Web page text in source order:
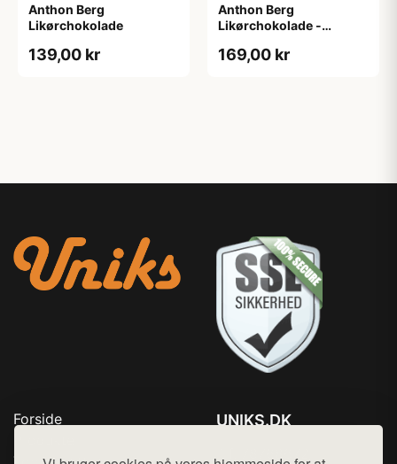
Anthon Berg
Likørchokolade
139,00 kr
Anthon Berg
Likørchokolade -
169,00 kr
Forside
UNIKS.DK